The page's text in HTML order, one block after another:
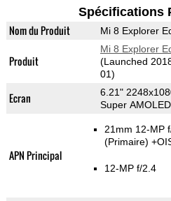
Spécifications
Nom du Produit Mi 8 Explorer
Produit
Mi 8 Explorer
(Launched
01)
Ecran
6.21"
Super AMOLED
APN Principal
21mm 12-MP
(Primaire)
12-MP f/2.4